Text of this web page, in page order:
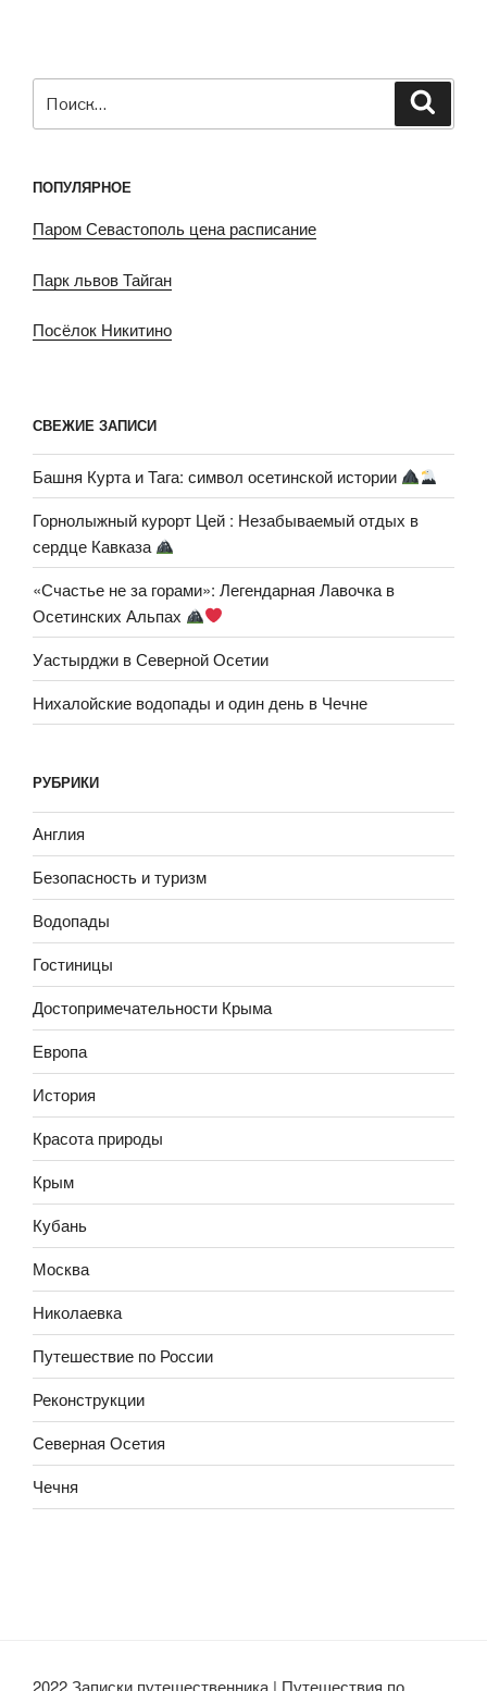
ПОПУЛЯРНОЕ
Паром Севастополь цена расписание
Парк львов Тайган
Посёлок Никитино
СВЕЖИЕ ЗАПИСИ
Башня Курта и Тага: символ осетинской истории
Горнолыжный курорт Цей : Незабываемый отдых в
сердце Кавказа
«Счастье не за горами»: Легендарная Лавочка в
Осетинских Альпах
Уастырджи в Северной Осетии
Нихалойские водопады и один день в Чечне
РУБРИКИ
Англия
Безопасность и туризм
Водопады
Гостиницы
Достопримечательности Крыма
Европа
История
Красота природы
Крым
Кубань
Москва
Николаевка
Путешествие по России
Реконструкции
Северная Осетия
Чечня
2022 Записки путешественника | Путешествия по